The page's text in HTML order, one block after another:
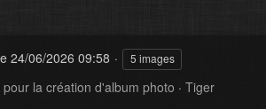
24/06/2026 09:58 5 images
pour la création d'album photo · Tiger